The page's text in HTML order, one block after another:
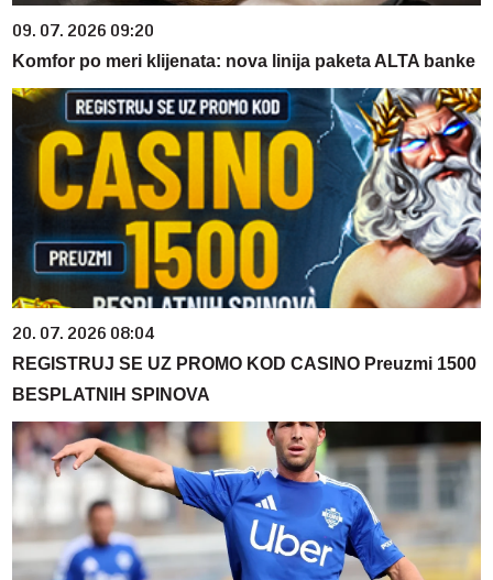
09. 07. 2026 09:20
Komfor po meri klijenata: nova linija paketa ALTA banke
20. 07. 2026 08:04
REGISTRUJ SE UZ PROMO KOD CASINO Preuzmi 1500
BESPLATNIH SPINOVA